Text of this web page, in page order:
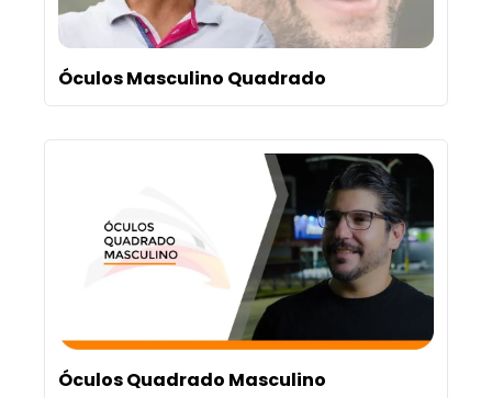
Óculos Masculino Quadrado
Óculos Quadrado Masculino